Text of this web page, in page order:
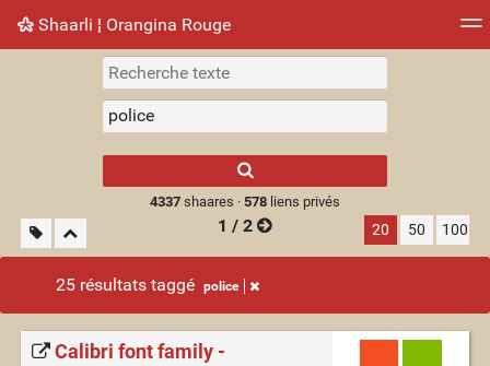
Shaarli ¦ Orangina Rouge
Nuage de tags Mur d'images
results.
4337shaares · 578liens privés
1 / 2 20 50 100
25 résultats taggé police
Calibri font family -